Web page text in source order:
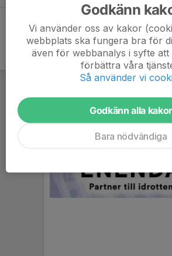
Godkänn
Vi använder oss av kakor
webbplats ska fungera bra för
även för webbanalys i syfte att
förbättra våra
Så använder vi
Godkänn alla kakor
Bara nödvändiga